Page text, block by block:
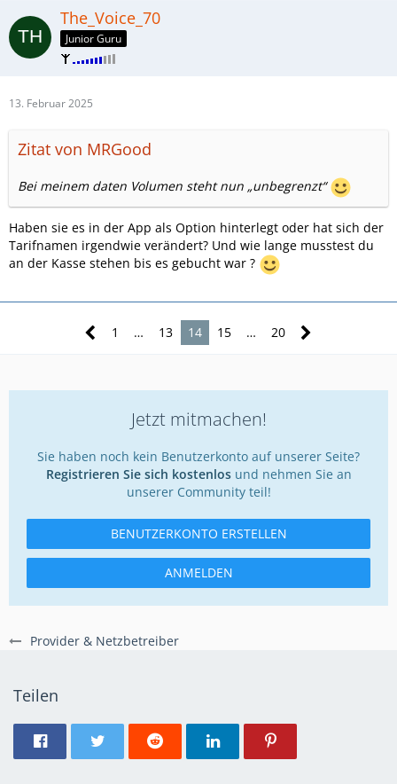
Provider & Netzbetreiber
The_Voice_70
Junior Guru
13. Februar 2025
Zitat von MRGood
Bei meinem daten Volumen steht nun „unbegrenzt“
Haben sie es in der App als Option hinterlegt oder hat sich der
Tarifnamen irgendwie verändert? Und wie lange musstest du
an der Kasse stehen bis es gebucht war ?
1 … 13 14 15 … 20
Jetzt mitmachen!
Sie haben noch kein Benutzerkonto auf unserer Seite?
Registrieren Sie sich kostenlosund nehmen Sie an
unserer Community teil!
BENUTZERKONTO ERSTELLEN
ANMELDEN
Teilen